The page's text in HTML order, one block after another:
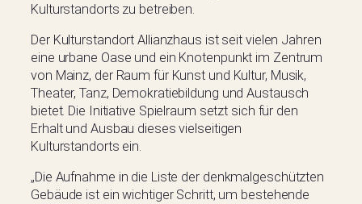
Kulturstandorts zu betreiben.
Der Kulturstandort Allianzhaus ist seit vielen Jahren
eine urbane Oase und ein Knotenpunkt im Zentrum
von Mainz, der Raum für Kunst und Kultur, Musik,
Theater, Tanz, Demokratiebildung und Austausch
bietet. Die Initiative Spielraum setzt sich für den
Erhalt und Ausbau dieses vielseitigen
Kulturstandorts ein.
„Die Aufnahme in die Liste der denkmalgeschützten
Gebäude ist ein wichtiger Schritt, um bestehende